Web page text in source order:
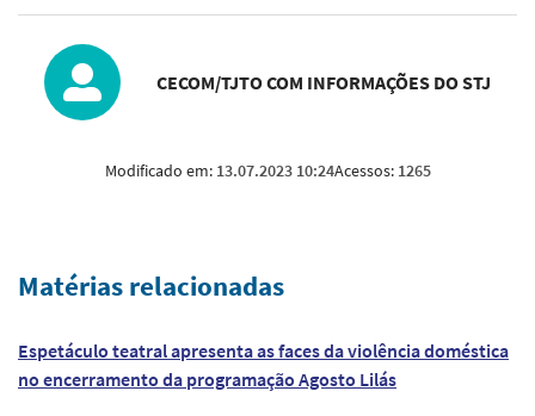
CECOM/TJTO COM INFORMAÇÕES DO STJ
Modificado em: 13.07.2023 10:24Acessos: 1265
Matérias relacionadas
Espetáculo teatral apresenta as faces da violência doméstica
no encerramento da programação Agosto Lilás